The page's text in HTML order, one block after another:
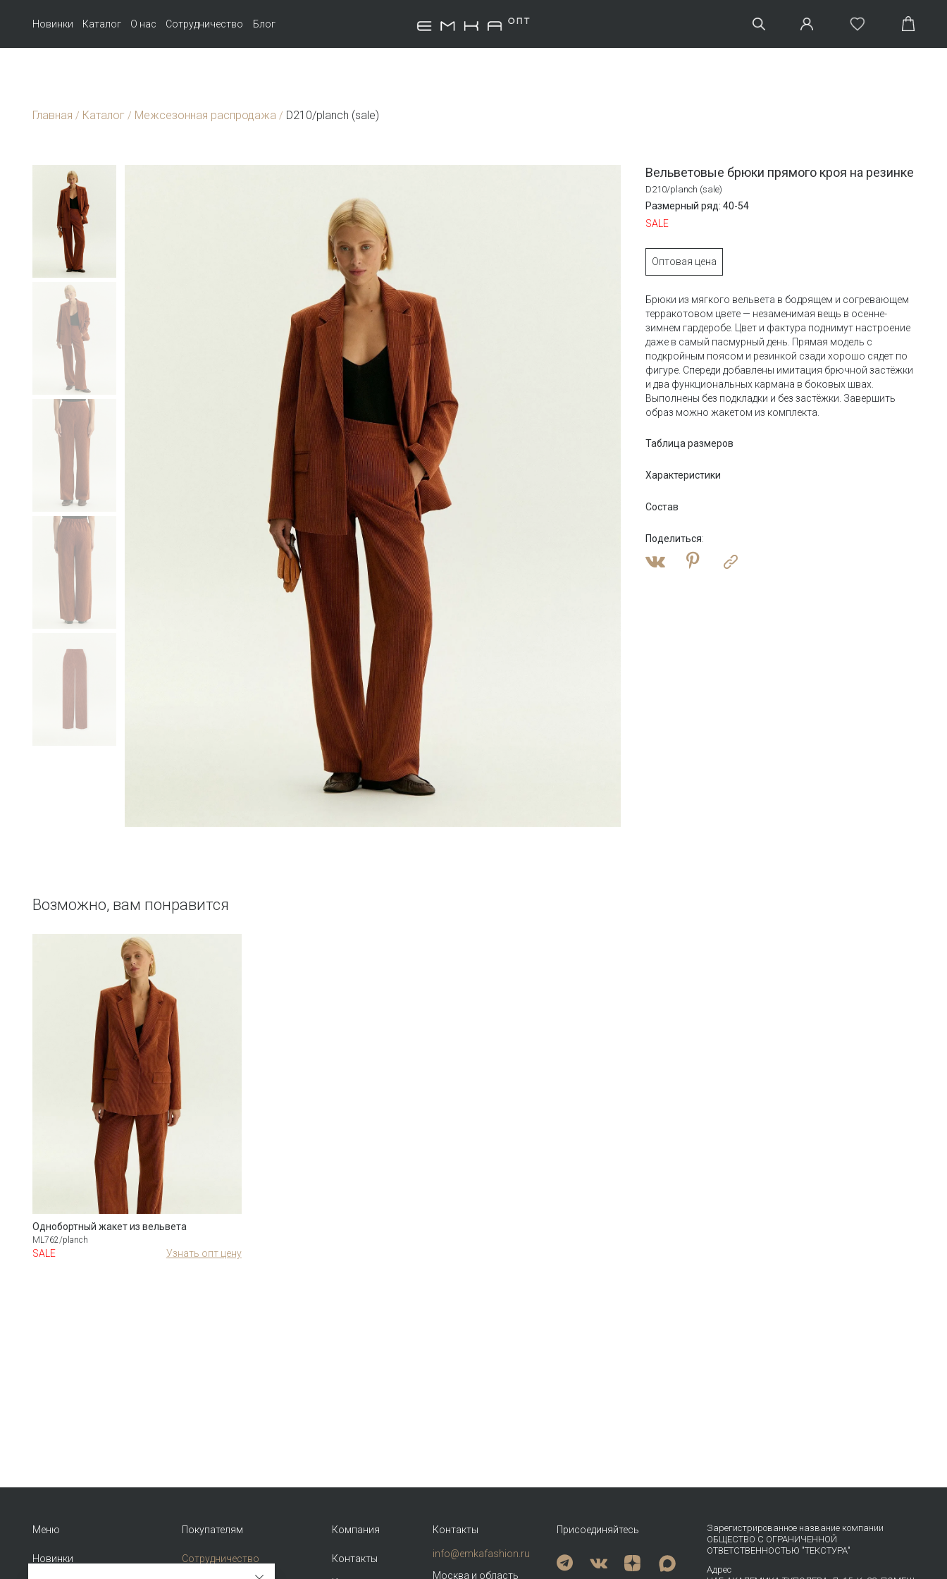
Новинки Каталог О нас Сотрудничество Блог
Главная / Каталог / Межсезонная распродажа / D210/planch (sale)
Вельветовые брюки прямого кроя на резинке
D210/planch (sale)
Размерный ряд: 40-54
SALE
Оптовая цена
Брюки из мягкого вельвета в бодрящем и согревающем
терракотовом цвете — незаменимая вещь в осенне-
зимнем гардеробе. Цвет и фактура поднимут настроение
даже в самый пасмурный день. Прямая модель c
подкройным поясом и резинкой сзади хорошо сядет по
фигуре. Спереди добавлены имитация брючной застёжки
и два функциональных кармана в боковых швах.
Выполнены без подкладки и без застёжки. Завершить
образ можно жакетом из комплекта.
Таблица размеров
Характеристики
Состав
Поделиться:
Возможно, вам понравится
Однобортный жакет из вельвета
ML762/planch
SALE Узнать опт цену
Меню
Новинки
Покупателям
Сотрудничество
Компания
Контакты
Контакты
info@emkafashion.ru
Москва и область
Присоединяйтесь
Зарегистрированное название компании
ОБЩЕСТВО С ОГРАНИЧЕННОЙ
ОТВЕТСТВЕННОСТЬЮ "ТЕКСТУРА"
Адрес